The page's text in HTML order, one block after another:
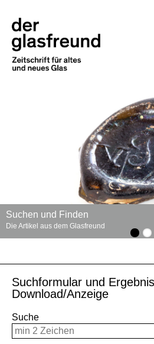
Suchen und Finden
Die Artikel aus dem Glasfreund
Suchformular und
Download/Anzeige
Suche